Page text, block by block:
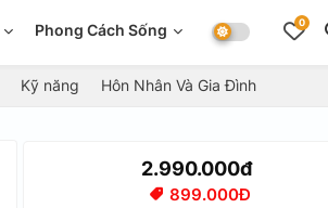
Phong Cách Sống 0
Kỹ năng Hôn Nhân Và Gia Đình
2.990.000đ
899.000Đ